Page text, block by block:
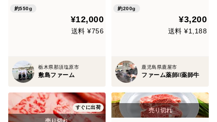
ｇ) 《熨斗対応可能》
約550g
¥12,000
送料 ¥756
栃木県那須塩原市
敷島ファーム
約200g
¥3,200
送料 ¥1,188
鹿児島県鹿屋市
ファーム薬師//薬師牛
すぐに出荷